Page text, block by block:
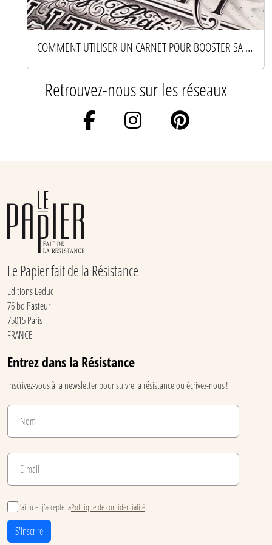
COMMENT UTILISER UN CARNET POUR BOOSTER SA CRÉATIVITÉ AU QUOTIDIEN
Retrouvez-nous sur les réseaux
Le Papier fait de la Résistance
Editions Leduc
76 bd Pasteur
75015 Paris
FRANCE
Entrez dans la Résistance
Inscrivez-vous à la newsletter pour suivre la résistance ou écrivez-nous !
J’ai lu et j’accepte laPolitique de confidentialité
S'inscrire